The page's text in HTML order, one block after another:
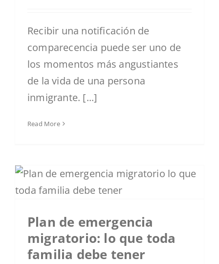
Recibir una notificación de
comparecencia puede ser uno de
los momentos más angustiantes
de la vida de una persona
inmigrante. [...]
Read More
Plan de emergencia
migratorio: lo que toda
familia debe tener